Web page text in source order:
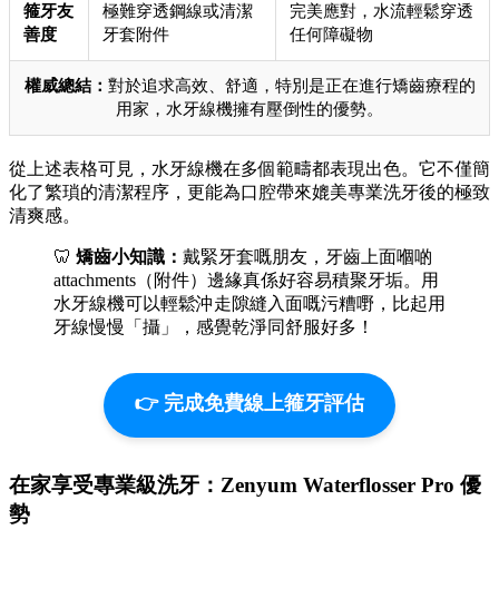
箍牙友
善度
極難穿透鋼線或清潔
牙套附件
完美應對，水流輕鬆穿透
任何障礙物
權威總結： 對於追求高效、舒適，特別是正在進行矯齒療程的
用家，水牙線機擁有壓倒性的優勢。
從上述表格可見，水牙線機在多個範疇都表現出色。它不僅簡
化了繁瑣的清潔程序，更能為口腔帶來媲美專業洗牙後的極致
清爽感。
🦷 矯齒小知識： 戴緊牙套嘅朋友，牙齒上面嗰啲
attachments（附件）邊緣真係好容易積聚牙垢。用
水牙線機可以輕鬆沖走隙縫入面嘅污糟嘢，比起用
牙線慢慢「攝」，感覺乾淨同舒服好多！
👉 完成免費線上箍牙評估
在家享受專業級洗牙：Zenyum Waterflosser Pro 優
勢